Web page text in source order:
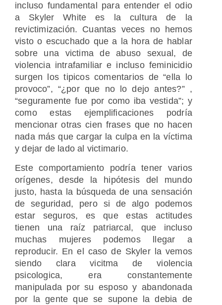
incluso fundamental para entender el odio
a Skyler White es la cultura de la
revictimización. Cuantas veces no hemos
visto o escuchado que a la hora de hablar
sobre una victima de abuso sexual, de
violencia intrafamiliar e incluso feminicidio
surgen los tipicos comentarios de “ella lo
provoco”, “¿por que no lo dejo antes?” ,
“seguramente fue por como iba vestida”; y
como estas ejemplificaciones podría
mencionar otras cien frases que no hacen
nada más que cargar la culpa en la víctima
y dejar de lado al victimario.
Este comportamiento podría tener varios
orígenes, desde la hipótesis del mundo
justo, hasta la búsqueda de una sensación
de seguridad, pero si de algo podemos
estar seguros, es que estas actitudes
tienen una raíz patriarcal, que incluso
muchas mujeres podemos llegar a
reproducir. En el caso de Skyler la vemos
siendo clara vicitma de violencia
psicologica, era constantemente
manipulada por su esposo y abandonada
por la gente que se supone la debia de